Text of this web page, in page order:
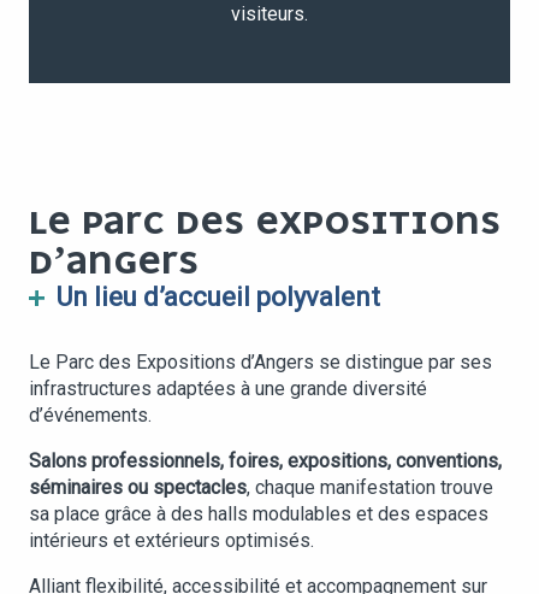
visiteurs.
LE PARC DES EXPOSITIONS
D’ANGERS
Un lieu d’accueil polyvalent
Le Parc des Expositions d’Angers se distingue par ses
infrastructures adaptées à une grande diversité
d’événements.
Salons professionnels, foires, expositions, conventions,
séminaires ou spectacles, chaque manifestation trouve
sa place grâce à des halls modulables et des espaces
intérieurs et extérieurs optimisés.
Alliant flexibilité, accessibilité et accompagnement sur